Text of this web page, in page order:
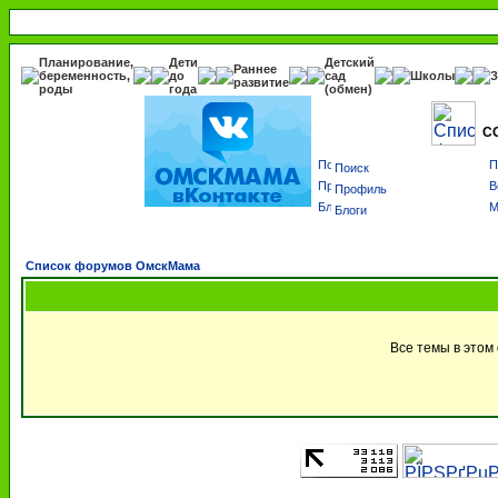
Планирование,
беременность,
роды
Дети
до
года
Раннее
развитие
Детский
сад
(обмен)
Школы
Поиск
Профиль
Блоги
Список форумов ОмскМама
Все темы в